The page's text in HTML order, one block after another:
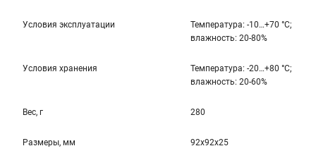
Условия эксплуатации
Температура: -10…+70 °С;
влажность: 20-80%
Условия хранения
Температура: -20…+80 °С;
влажность: 20-60%
Вес, г 280
Размеры, мм 92x92x25